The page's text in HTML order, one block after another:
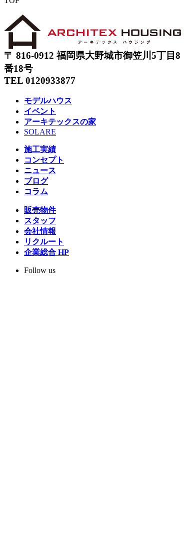
〒 816-0912 福岡県大野城市御笠川5丁目8
番18号
TEL 0120933877
モデルハウス
イベント
アーキテックスの家
SOLARE
施工実績
コンセプト
ニュース
ブログ
コラム
販売物件
スタッフ
会社情報
リクルート
企業総合 HP
Follow us